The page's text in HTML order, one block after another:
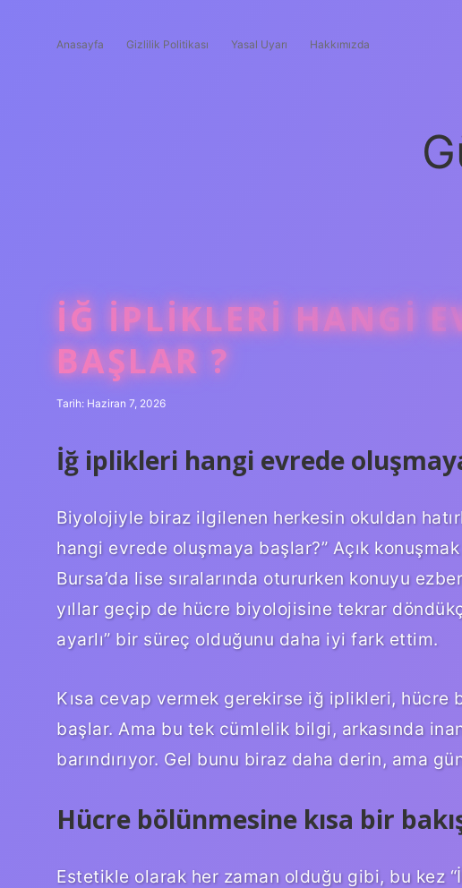
Anasayfa Gizlilik Politikası Yasal Uyarı Hakkımızda
İĞ IPLIKLERI HANGI
BAŞLAR ?
Tarih: Haziran 7, 2026
İğ iplikleri hangi evrede
Biyolojiyle biraz ilgilenen herkesin okuldan
hangi evrede oluşmaya başlar?” Açık
Bursa’da lise sıralarında otururken konuyu
yıllar geçip de hücre biyolojisine tekrar
ayarlı” bir süreç olduğunu daha iyi fark ettim.
Kısa cevap vermek gerekirse iğ iplikleri,
başlar. Ama bu tek cümlelik bilgi, arkasında
barındırıyor. Gel bunu biraz daha derin, ama
Hücre bölünmesine kısa bir
Estetikle olarak her zaman olduğu gibi, bu kez